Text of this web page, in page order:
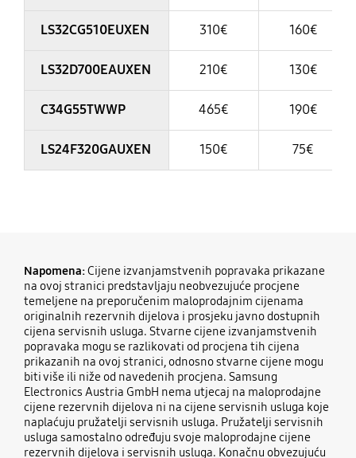
LS32CG510EUXEN 310€ 160€
LS32D700EAUXEN 210€ 130€
C34G55TWWP 465€ 190€
LS24F320GAUXEN 150€ 75€
Napomena:Cijene izvanjamstvenih popravaka prikazane
na ovoj stranici predstavljaju neobvezujuće procjene
temeljene na preporučenim maloprodajnim cijenama
originalnih rezervnih dijelova i prosjeku javno dostupnih
cijena servisnih usluga. Stvarne cijene izvanjamstvenih
popravaka mogu se razlikovati od procjena tih cijena
prikazanih na ovoj stranici, odnosno stvarne cijene mogu
biti više ili niže od navedenih procjena. Samsung
Electronics Austria GmbH nema utjecaj na maloprodajne
cijene rezervnih dijelova ni na cijene servisnih usluga koje
naplaćuju pružatelji servisnih usluga. Pružatelji servisnih
usluga samostalno određuju svoje maloprodajne cijene
rezervnih dijelova i servisnih usluga. Konačnu obvezujuću